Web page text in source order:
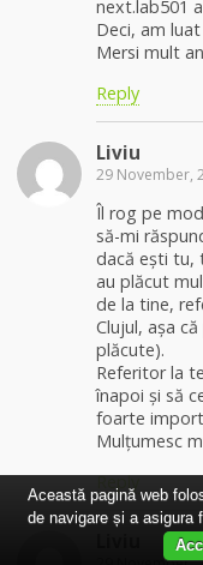
next.lab501
Deci, am
Mersi mult
Reply
Liviu
29 November,
Îl rog pe
să-mi
dacă ești tu,
au plăcut
de la tine,
Clujul, așa
plăcute).
Referitor la
înapoi și să
foarte
Mulțumesc
Reply
Această pagină web
de navigare și a asigura